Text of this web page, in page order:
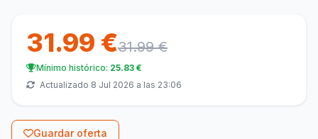
31.99 €31.99 €
Mínimo histórico: 25.83 €
Actualizado 8 Jul 2026 a las 23:06
Guardar oferta